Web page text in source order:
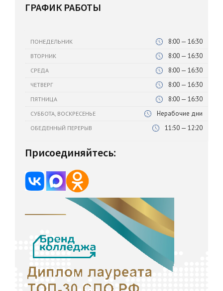
ГРАФИК РАБОТЫ
ПОНЕДЕЛЬНИК 8:00 — 16:30
ВТОРНИК 8:00 — 16:30
СРЕДА 8:00 — 16:30
ЧЕТВЕРГ 8:00 — 16:30
ПЯТНИЦА 8:00 — 16:30
СУББОТА, ВОСКРЕСЕНЬЕ Нерабочие дни
ОБЕДЕННЫЙ ПЕРЕРЫВ 11:50 — 12:20
Присоединяйтесь: